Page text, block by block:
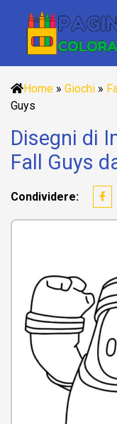
Home » Giochi »
Guys
Disegni di
Fall Guys
Condividere: